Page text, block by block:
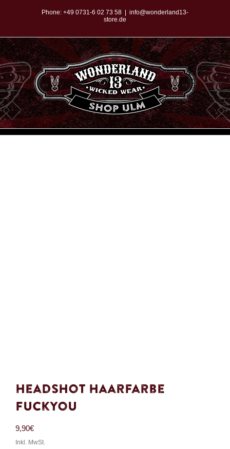
springen
Phone: +49 0731-6 02 73 58
info@wonderland13-
store.de
Headshot Haarfarbe
FuckYou
9,90€
Inkl. MwSt.